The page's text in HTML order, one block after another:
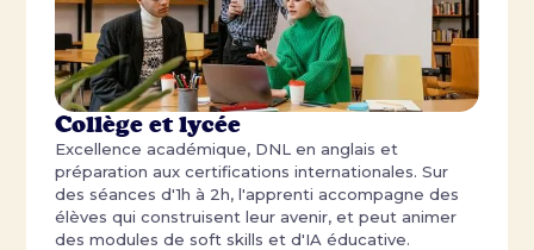
Collège et lycée
Excellence académique, DNL en anglais et
préparation aux certifications internationales. Sur
des séances d'1h à 2h, l'apprenti accompagne des
élèves qui construisent leur avenir, et peut animer
des modules de soft skills et d'IA éducative.